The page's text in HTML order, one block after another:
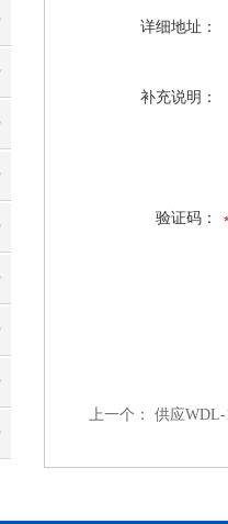
详细地址：
补充说明：
验证码：
上一个： 供应